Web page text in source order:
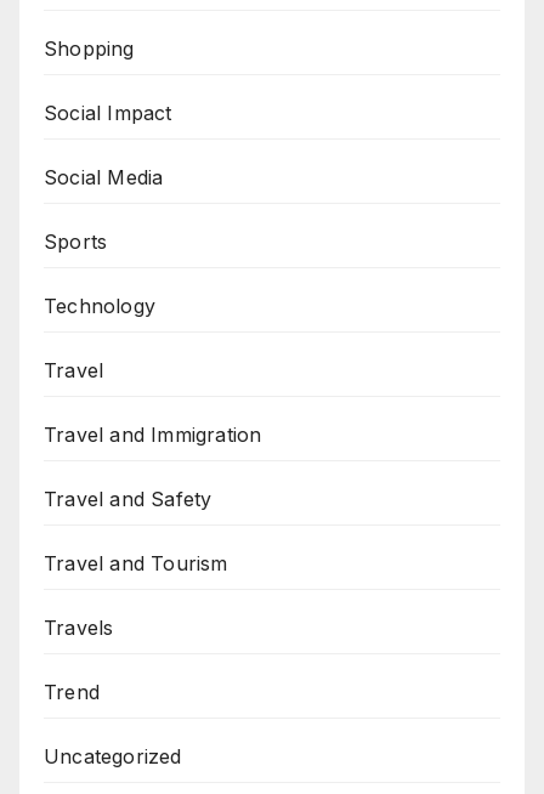
Shopping
Social Impact
Social Media
Sports
Technology
Travel
Travel and Immigration
Travel and Safety
Travel and Tourism
Travels
Trend
Uncategorized